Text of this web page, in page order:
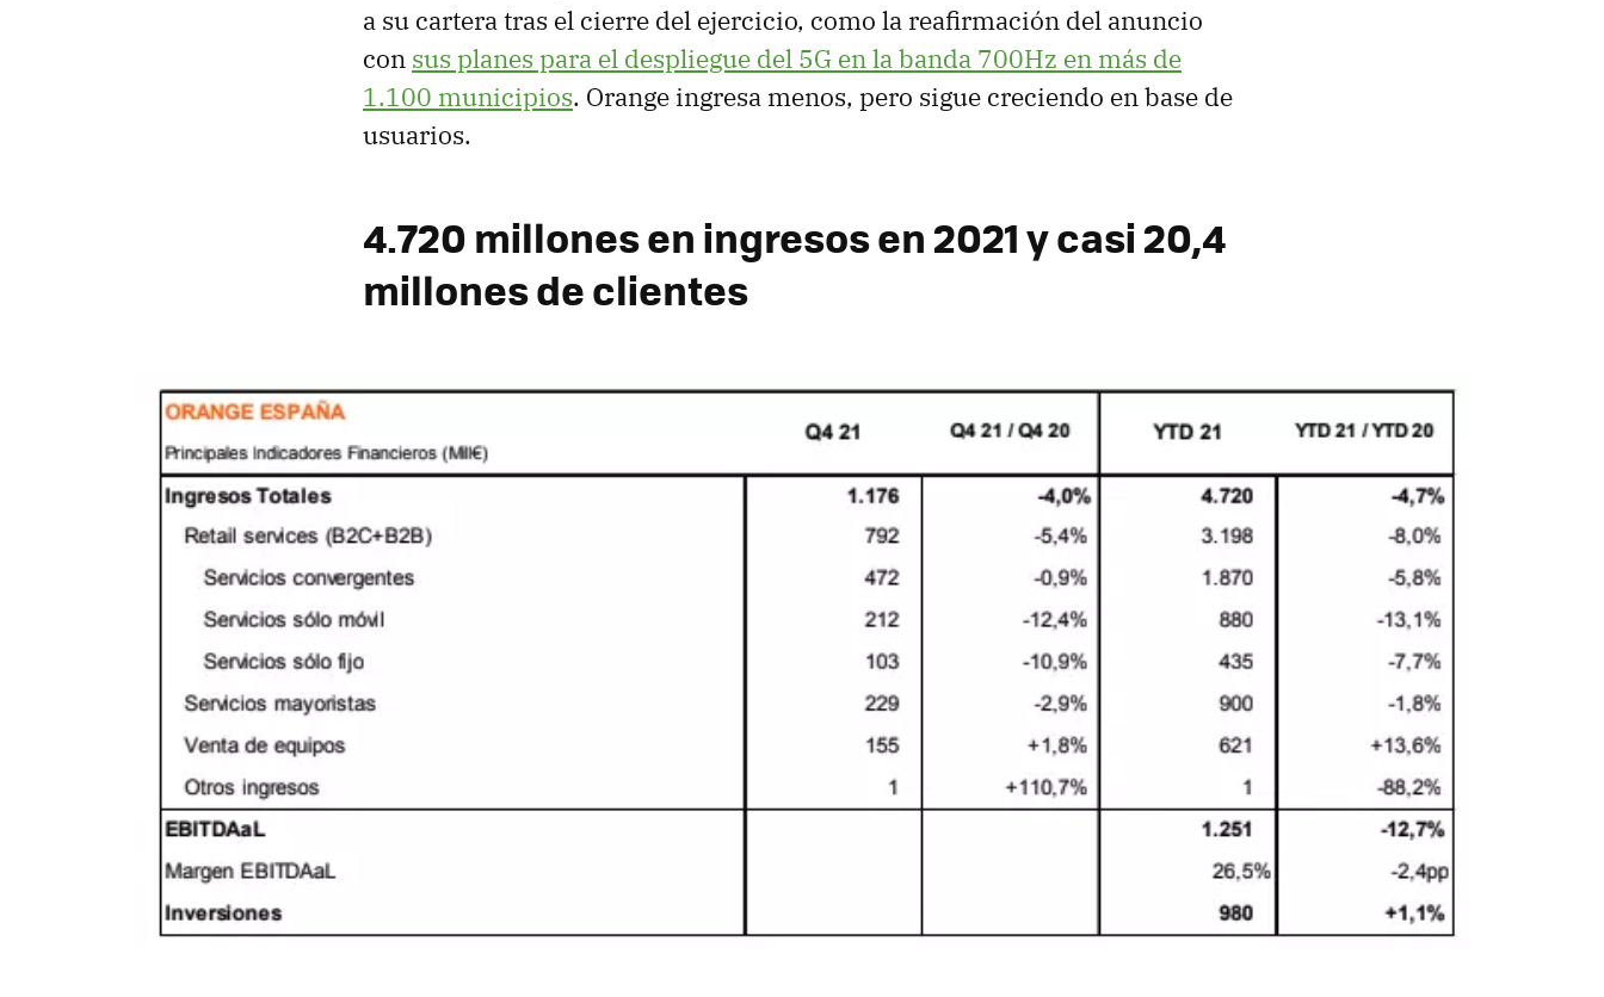
a su cartera tras el cierre del ejercicio, como la reafirmación del anuncio
con sus planes para el despliegue del 5G en la banda 700Hz en más de
1.100 municipios. Orange ingresa menos, pero sigue creciendo en base de
usuarios.
4.720 millones en ingresos en 2021 y casi 20,4
millones de clientes